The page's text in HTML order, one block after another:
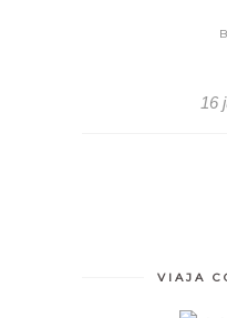
16
VIAJA